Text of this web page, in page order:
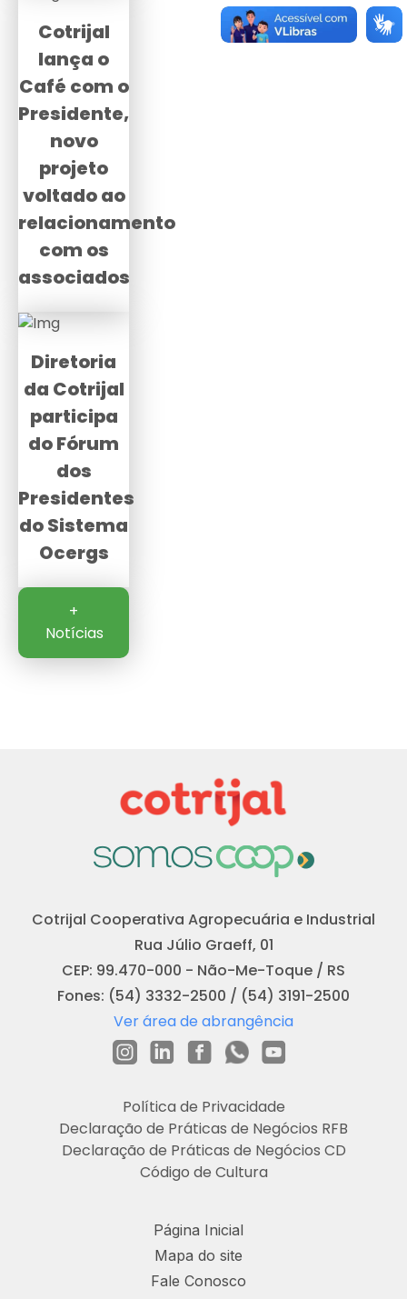
Cotrijal
lança o
Café com o
Presidente,
novo
projeto
voltado ao
relacionamento
com os
associados
Diretoria
da Cotrijal
participa
do Fórum
dos
Presidentes
do Sistema
Ocergs
+
Notícias
Cotrijal Cooperativa Agropecuária e Industrial
Rua Júlio Graeff, 01
CEP: 99.470-000 - Não-Me-Toque / RS
Fones: (54) 3332-2500 / (54) 3191-2500
Ver área de abrangência
Política de Privacidade
Declaração de Práticas de Negócios RFB
Declaração de Práticas de Negócios CD
Código de Cultura
Página Inicial
Mapa do site
Fale Conosco